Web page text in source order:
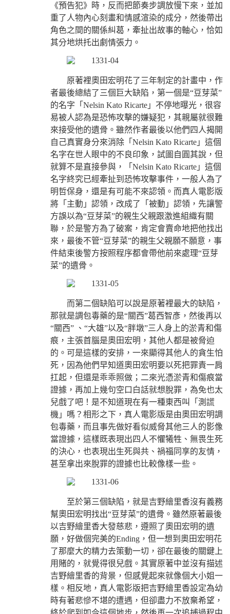
《預告犯》時，反而把節奏步調放慢下來，並加
重了人物內心刻畫和情感渲染的成分，然後帶出
角色之間的關係糾葛，牽扯出故事的軸心，恰如
其分地烘托出劇情張力。
原著裡奧田宏明花了三年制定的計畫中，作
者最後總結了三個巨大缺陷，第一個是“豆芽菜”
的名字「Nelsin Kato Ricarte」不停地曝光，很容
易被人認為是恐怖攻擊的嫌疑犯，其親屬就很難
來接受他的遺骨。雖然作者最後以他們四人揭開
自己真實身分來消除「Nelsin Kato Ricarte」這個
名字在世人眼中的不良印象，試圖自圓其說，但
就算不是直接參與，「Nelsin Kato Ricarte」這個
名字終究已經牽扯到恐怖攻擊事件，一般人為了
明哲保身，還是有可能不來認領。而真人電影版
將「主動」認領，改成了「被動」認領，先讓警
方誤以為“豆芽菜”的親生父親跟激進組織有關
聯，於是警方為了破案，肯定會賣命地把他找出
來，最後不管“豆芽菜”的親生父親願不願意，事
件結束後警方按照程序都會帶他前來處理“豆芽
菜”的遺骨。
而第二個缺陷可以說是原著裡最大的缺陷，
那就是調包毒藥的是“關西”葛西智彥，然後再以
“關西” 、“大雄”以及“胖墩”三人身上的淤青和傷
痕，主張首腦是奧田宏明，其他人都是被脅迫
的。可是這樣的安排，一來顯得其他人的貪生怕
死，因為他們早知道奧田宏明要以死把罪責一肩
扛起，但還是乖乖照做；二來光憑淤青和傷痕當
證據，再加上幾句空口白話就想脫罪，為免也太
兒戲了吧！是不知道現在有一種東西叫「測謊
機」嗎？相形之下，真人電影版是由奧田宏明調
包毒藥，而且事先做好看似威脅其他三人的影像
當證據，這樣既表現出四人不懼犧牲、無畏生死
的決心，也表現出生死與共、禍福同享的友情，
甚至拿出來脫罪的證據也比較像樣一些。
至於第三個缺陷，就是吉野繪里香沒有義務
幫奧田宏明找出“豆芽菜”的遺骨。雖然原著最後
以吉野繪里香大發慈悲，遵照了奧田宏明的遺
願，好做個完美的Ending，但一想到奧田宏明花
了那麼大的精力去策動一切，卻在最後的關鍵上
用賭的，就覺得很兒戲。其實原著中並沒有描述
吉野繪里香的背景，但感覺起來就像個大小姐一
樣。相反地，真人電影版把吉野繪里香設定為幼
時有著悲慘不堪的遭遇，但卻盡力不放棄希望，